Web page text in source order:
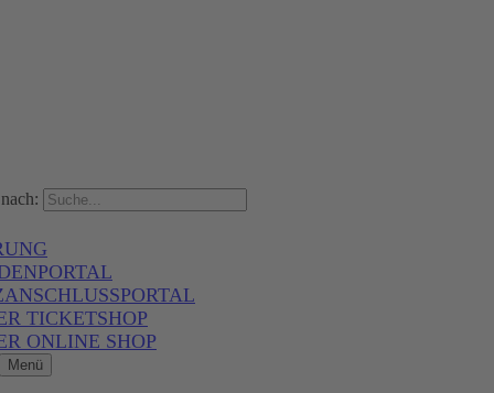
TICKETSHOP
ONLINE SHOP
Menü